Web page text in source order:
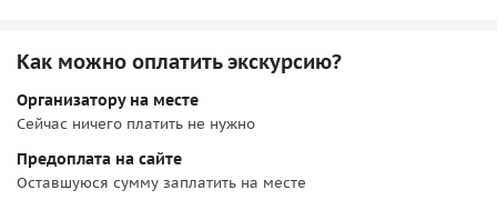
Как можно оплатить экскурсию?
Организатору на месте
Сейчас ничего платить не нужно
Предоплата на сайте
Оставшуюся сумму заплатить на месте